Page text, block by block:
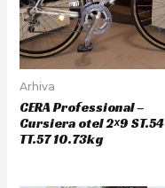
Arhiva
CERA Professional –
Cursiera otel 2×9 ST.54
TT.57 10.73kg